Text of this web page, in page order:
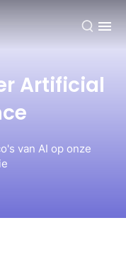
Artificial
van AI op onze